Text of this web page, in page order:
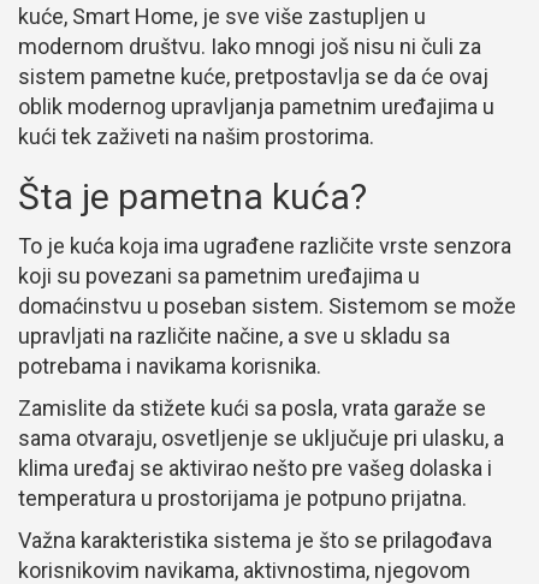
kuće, Smart Home, je sve više zastupljen u
modernom društvu. Iako mnogi još nisu ni čuli za
sistem pametne kuće, pretpostavlja se da će ovaj
oblik modernog upravljanja pametnim uređajima u
kući tek zaživeti na našim prostorima.
Šta je pametna kuća?
To je kuća koja ima ugrađene različite vrste senzora
koji su povezani sa pametnim uređajima u
domaćinstvu u poseban sistem. Sistemom se može
upravljati na različite načine, a sve u skladu sa
potrebama i navikama korisnika.
Zamislite da stižete kući sa posla, vrata garaže se
sama otvaraju, osvetljenje se uključuje pri ulasku, a
klima uređaj se aktivirao nešto pre vašeg dolaska i
temperatura u prostorijama je potpuno prijatna.
Važna karakteristika sistema je što se prilagođava
korisnikovim navikama, aktivnostima, njegovom